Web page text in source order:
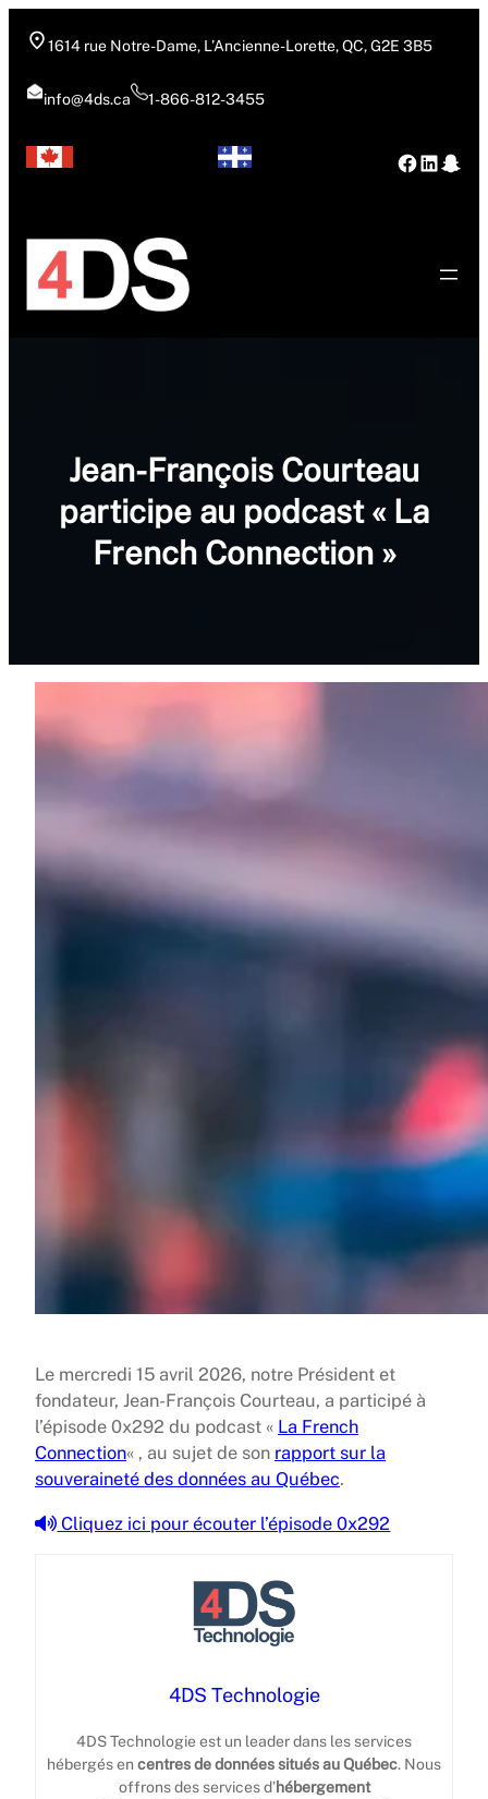
1614 rue Notre-Dame, L’Ancienne-Lorette, QC, G2E 3B5
info@4ds.ca 1-866-812-3455
Jean-François Courteau
participe au podcast « La
French Connection »
Le mercredi 15 avril 2026, notre Président et
fondateur, Jean-François Courteau, a participé à
l’épisode 0x292 du podcast « La French
Connection« , au sujet de son rapport sur la
souveraineté des données au Québec.
Cliquez ici pour écouter l’épisode 0x292
4DS Technologie
4DS Technologie est un leader dans les services
hébergés en centres de donnéessitués au Québec. Nous
offrons des services d’hébergement